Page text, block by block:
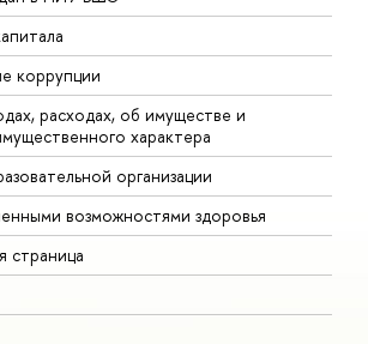
коррупции
расходах, об имуществе и
характера
организации
возможностями здоровья
страница